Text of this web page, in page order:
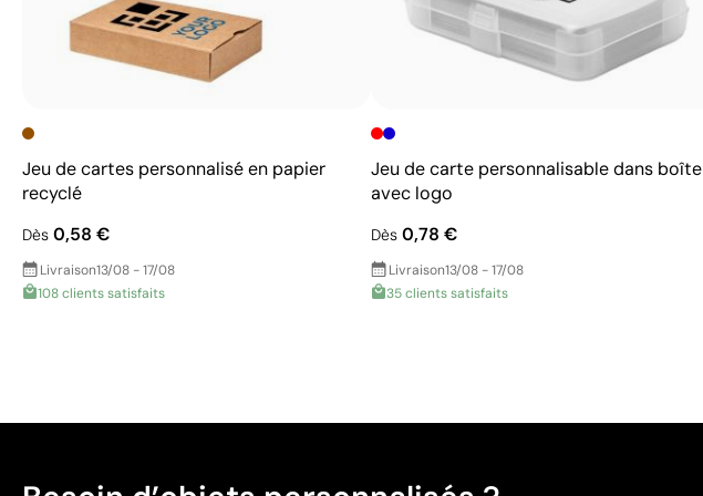
Jeu de cartes personnalisé en papier
recyclé
Dès 0,58 €
Livraison13/08 - 17/08
108 clients satisfaits
Jeu de carte personnalisable dans boîte
avec logo
Dès0,78 €
Livraison13/08 - 17/08
35 clients satisfaits